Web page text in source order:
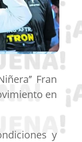
Fran
en
y